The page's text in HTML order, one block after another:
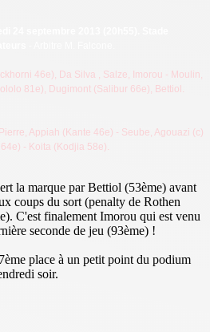
46e), Da Silva , Salze, Imorou - Moulin,
81e), Dugimont (Salibur 66e), Bettiol.
Appiah (Kante 46e) - Seube, Agouazi (c)
- Koita (Kodjia 58e).
la marque par Bettiol (53ème) avant
coups du sort (penalty de Rothen
C'est finalement Imorou qui est venu
seconde de jeu (93ème) !
place à un petit point du podium
soir.